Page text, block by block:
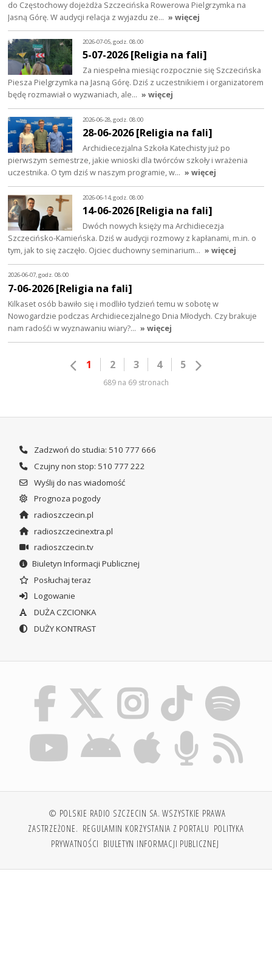
do Częstochowy dojeżdża Szczecińska Rowerowa Pielgrzymka na
Jasną Górę. W audycji relacja z wyjazdu ze… » więcej
2026-07-05, godz. 08:00
5-07-2026 [Religia na fali]
Za niespełna miesiąc rozpocznie się Szczecińska
Piesza Pielgrzymka na Jasną Górę. Dziś z uczestnikiem i organizatorem
będę rozmawiał o wyzwaniach, ale… » więcej
2026-06-28, godz. 08:00
28-06-2026 [Religia na fali]
Archidiecezjalna Szkoła Katechisty już po
pierwszym semestrze, jakie wnioski dla twórców szkoły i wrażenia
uczestnika. O tym dziś w naszym programie, w… » więcej
2026-06-14, godz. 08:00
14-06-2026 [Religia na fali]
Dwóch nowych księży ma Archidiecezja
Szczecińsko-Kamieńska. Dziś w audycji rozmowy z kapłanami, m.in. o
tym, jak to się zaczęło. Ojciec duchowny seminarium… » więcej
2026-06-07, godz. 08:00
7-06-2026 [Religia na fali]
Kilkaset osób bawiło się i modliło tydzień temu w sobotę w
Nowogardzie podczas Archidiecezjalnego Dnia Młodych. Czy brakuje
nam radośći w wyznawaniu wiary?… » więcej
1 2 3 4 5
689 na 69 stronach
Zadzwoń do studia: 510 777 666
Czujny non stop: 510 777 222
Wyślij do nas wiadomość
Prognoza pogody
radioszczecin.pl
radioszczecinextra.pl
radioszczecin.tv
Biuletyn Informacji Publicznej
Posłuchaj teraz
Logowanie
DUŻA CZCIONKA
DUŻY KONTRAST
© POLSKIE RADIO SZCZECIN SA. WSZYSTKIE PRAWA
ZASTRZEŻONE. REGULAMIN KORZYSTANIA Z PORTALU POLITYKA
PRYWATNOŚCI BIULETYN INFORMACJI PUBLICZNEJ